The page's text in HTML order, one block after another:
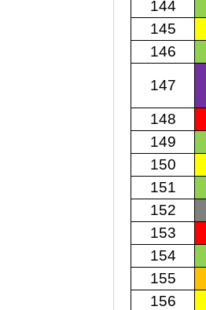
144
145
146
147
148
149
150
151
152
153
154
155
156